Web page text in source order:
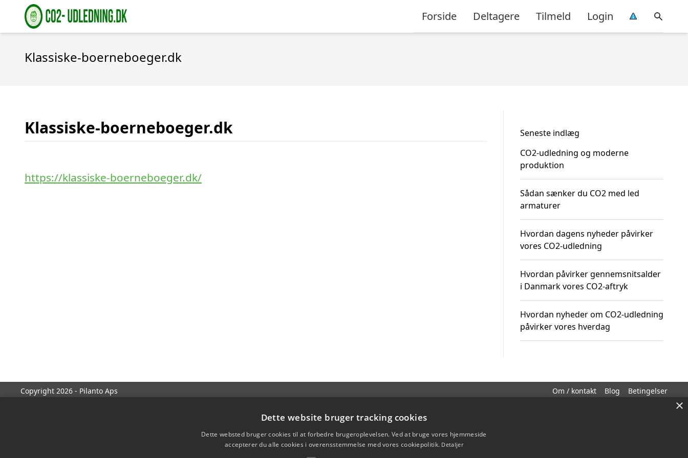
Forside Deltagere Tilmeld Login
Klassiske-boerneboeger.dk
Klassiske-boerneboeger.dk
https://klassiske-boerneboeger.dk/
Seneste indlæg
CO2-udledning og moderne
produktion
Sådan sænker du CO2 med led
armaturer
Hvordan dagens nyheder påvirker
vores CO2-udledning
Hvordan påvirker gennemsnitsalder
i Danmark vores CO2-aftryk
Hvordan nyheder om CO2-udledning
påvirker vores hverdag
Copyright 2026 - Pilanto Aps Om / kontakt Blog Betingelser
×
Dette website bruger tracking cookies
Dette websted bruger cookies til at forbedre brugeroplevelsen. Ved at bruge vores hjemmeside
accepterer du alle cookies i overensstemmelse med vores cookiepolitik. Detaljer